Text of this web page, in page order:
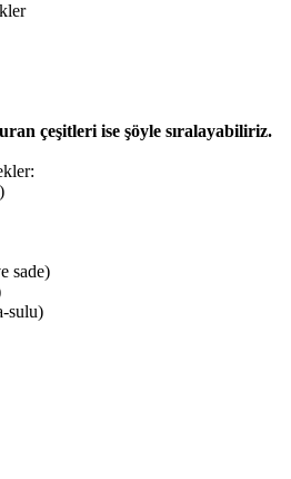
çeşitleri ise şöyle sıralayabiliriz.
sade)
sulu)